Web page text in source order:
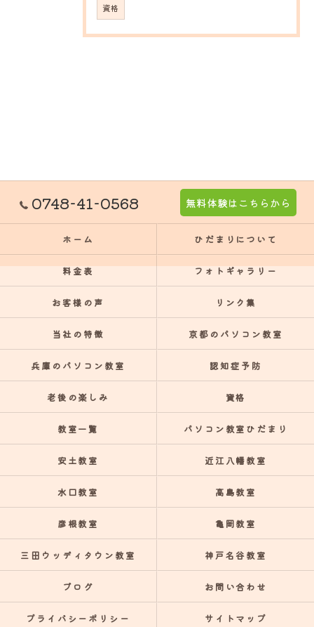
資格
0748-41-0568 無料体験はこちらから
ホーム ひだまりについて
料金表 フォトギャラリー
お客様の声 リンク集
当社の特徴 京都のパソコン教室
兵庫のパソコン教室 認知症予防
老後の楽しみ 資格
教室一覧 パソコン教室ひだまり
安土教室 近江八幡教室
水口教室 高島教室
彦根教室 亀岡教室
三田ウッディタウン教室 神戸名谷教室
ブログ お問い合わせ
プライバシーポリシー サイトマップ